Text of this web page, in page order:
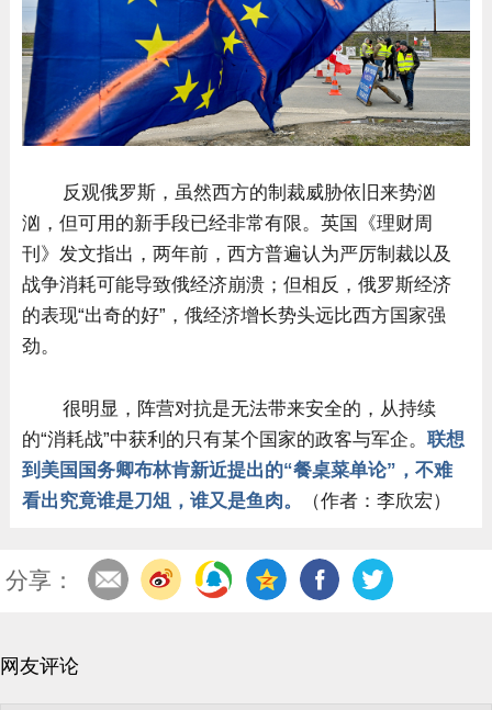
反观俄罗斯，虽然西方的制裁威胁依旧来势汹
汹，但可用的新手段已经非常有限。英国《理财周
刊》发文指出，两年前，西方普遍认为严厉制裁以及
战争消耗可能导致俄经济崩溃；但相反，俄罗斯经济
的表现“出奇的好”，俄经济增长势头远比西方国家强
劲。
很明显，阵营对抗是无法带来安全的，从持续
的“消耗战”中获利的只有某个国家的政客与军企。联想
到美国国务卿布林肯新近提出的“餐桌菜单论”，不难
看出究竟谁是刀俎，谁又是鱼肉。
（作者：李欣宏）
分享：
网友评论